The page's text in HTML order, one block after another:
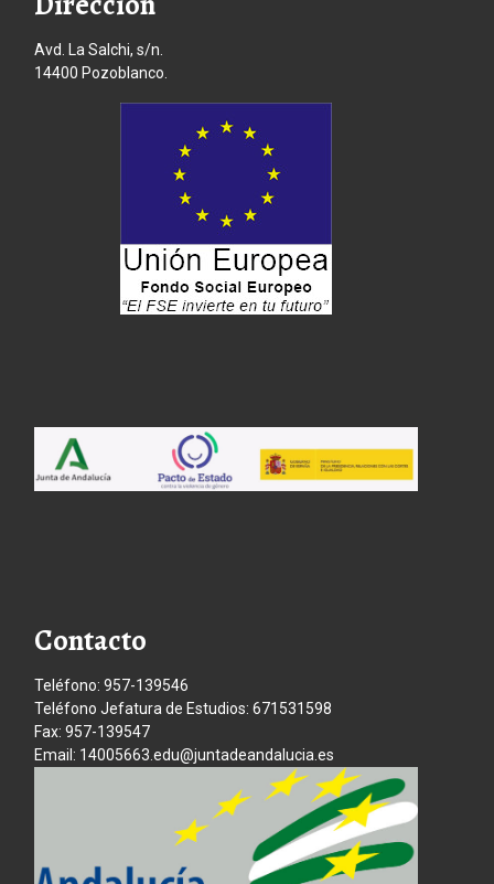
Avd. La Salchi, s/n.
14400 Pozoblanco.
Contacto
Teléfono: 957-139546
Teléfono Jefatura de Estudios: 671531598
Fax: 957-139547
Email: 14005663.edu@juntadeandalucia.es